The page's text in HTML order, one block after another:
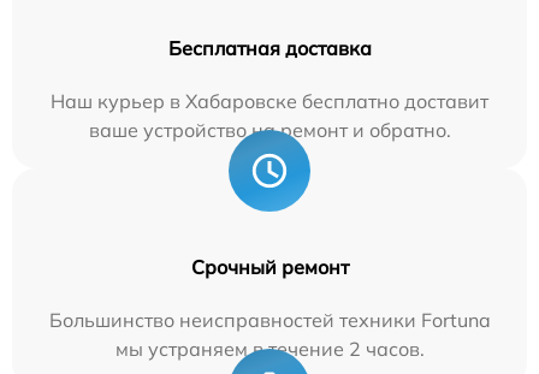
Бесплатная доставка
Наш курьер в Хабаровске бесплатно доставит
ваше устройство на ремонт и обратно.
Срочный ремонт
Большинство неисправностей техники Fortuna
мы устраняем в течение 2 часов.